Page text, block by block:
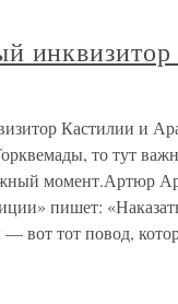
Кастилии и
то тут
момент.Артюр
пишет:
— вот тот повод,